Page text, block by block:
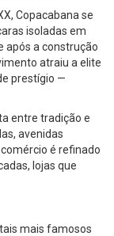
Copacabana se
isoladas em
após a construção
atraiu a elite
prestígio —
entre tradição e
avenidas
é refinado
lojas que
mais famosos